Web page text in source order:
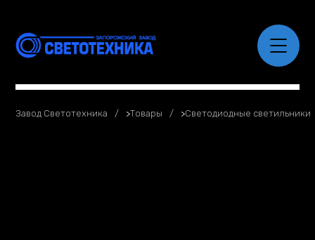
Завод Светотехника >Товары >Светодиодные светильники